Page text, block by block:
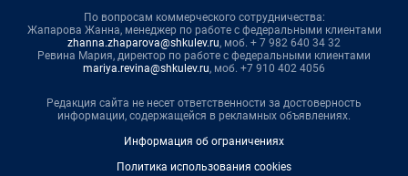
По вопросам коммерческого сотрудничества:
Жапарова Жанна, менеджер по работе с федеральными клиентами
zhanna.zhaparova@shkulev.ru, моб. + 7 982 640 34 32
Ревина Мария, директор по работе с федеральными клиентами
mariya.revina@shkulev.ru, моб. +7 910 402 4056
Редакция сайта не несет ответственности за достоверность
информации, содержащейся в рекламных объявлениях.
Информация об ограничениях
Политика использования cookies